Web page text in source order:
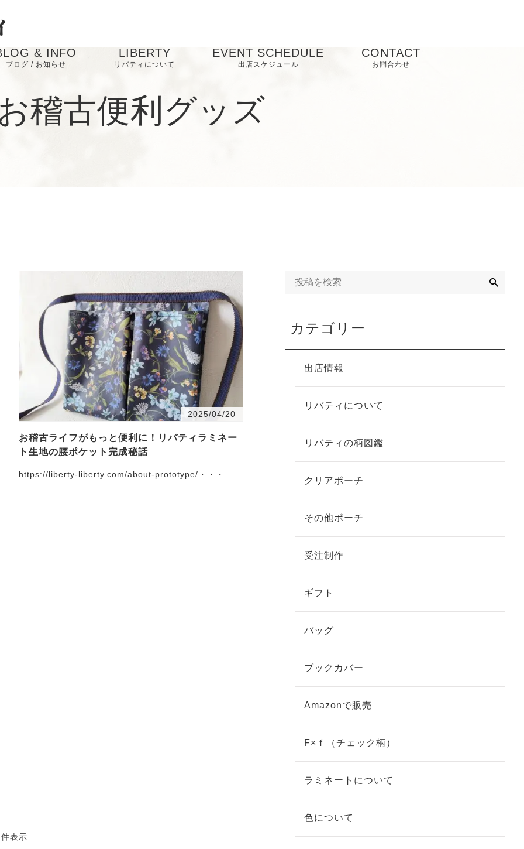
& INFO
ブログ / お知らせ
ブログ
LIBERTY
リバティについて
EVENT SCHEDULE
出店スケジュール
CONTACT
お問合わせ
稽古便利グッズ
2025/04/20
お稽古ライフがもっと便利に！リバティラミネー
ト生地の腰ポケット完成秘話
https://liberty-liberty.com/about-prototype/・・・
表示
カテゴリー
出店情報
リバティについて
リバティの柄図鑑
クリアポーチ
その他ポーチ
受注制作
ギフト
バッグ
ブックカバー
Amazonで販売
F×ｆ（チェック柄）
ラミネートについて
色について